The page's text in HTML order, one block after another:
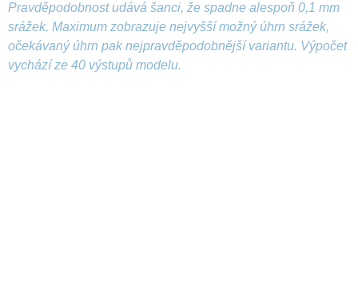
Pravděpodobnost udává šanci, že spadne alespoň 0,1 mm
srážek. Maximum zobrazuje nejvyšší možný úhrn srážek,
očekávaný úhrn pak nejpravděpodobnější variantu. Výpočet
vychází ze 40 výstupů modelu.